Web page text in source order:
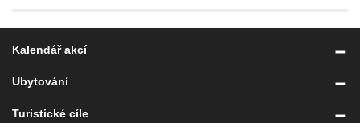
Kalendář akcí
Ubytování
Turistické cíle